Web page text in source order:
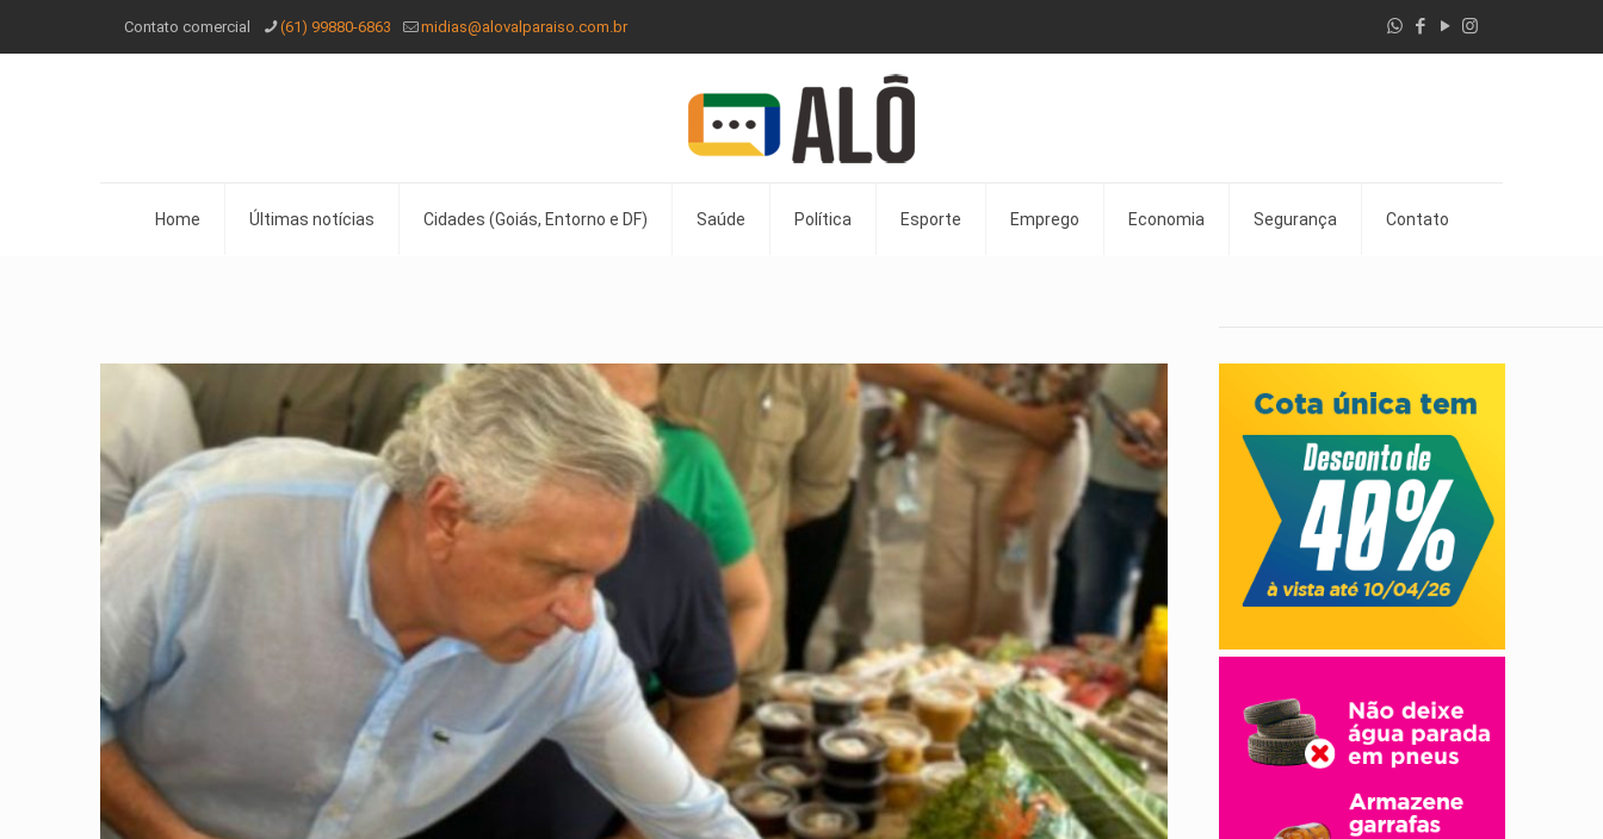
Contato comercial (61) 99880-6863 midias@alovalparaiso.com.br
Home Últimas notícias Cidades (Goiás, Entorno e DF) Saúde Política Esporte Emprego Economia Segurança Contato